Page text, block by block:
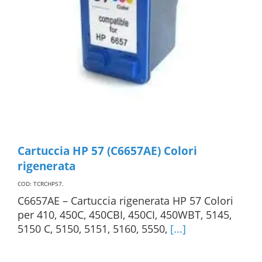
Cartuccia HP 57 (C6657AE) Colori
rigenerata
COD: TCRCHP57.
C6657AE – Cartuccia rigenerata HP 57 Colori
per 410, 450C, 450CBI, 450CI, 450WBT, 5145,
5150 C, 5150, 5151, 5160, 5550, [...]